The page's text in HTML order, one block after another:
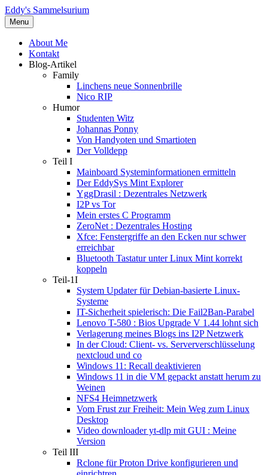
Eddy's Sammelsurium
Menu
About Me
Kontakt
Blog-Artikel
Family
Linchens neue Sonnenbrille
Nico RIP
Humor
Studenten Witz
Johannas Ponny
Von Handyoten und Smartioten
Der Volldepp
Teil I
Mainboard Systeminformationen ermitteln
Der EddySys Mint Explorer
YggDrasil : Dezentrales Netzwerk
I2P vs Tor
Mein erstes C Programm
ZeroNet : Dezentrales Hosting
Xfce: Fenstergriffe an den Ecken nur schwer
erreichbar
Bluetooth Tastatur unter Linux Mint korrekt
koppeln
Teil-1I
System Updater für Debian-basierte Linux-
Systeme
IT-Sicherheit spielerisch: Die Fail2Ban-Parabel
Lenovo T-580 : Bios Upgrade V 1.44 lohnt sich
Verlagerung meines Blogs ins I2P Netzwerk
In der Cloud: Client- vs. Serververschlüsselung
nextcloud und co
Windows 11: Recall deaktivieren
Windows 11 in die VM gepackt anstatt herum zu
Weinen
NFS4 Heimnetzwerk
Vom Frust zur Freiheit: Mein Weg zum Linux
Desktop
Video downloader yt-dlp mit GUI : Meine
Version
Teil III
Rclone für Proton Drive konfigurieren und